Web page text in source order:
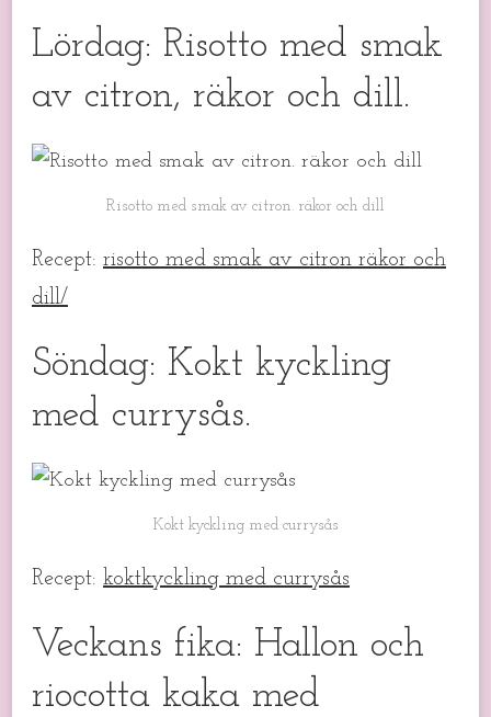
Lördag: Risotto med smak
av citron, räkor och dill.
Risotto med smak av citron. räkor och dill
Recept: risotto med smak av citron räkor och
dill/
Söndag: Kokt kyckling
med currysås.
Kokt kyckling med currysås
Recept: koktkyckling med currysås
Veckans fika: Hallon och
riocotta kaka med